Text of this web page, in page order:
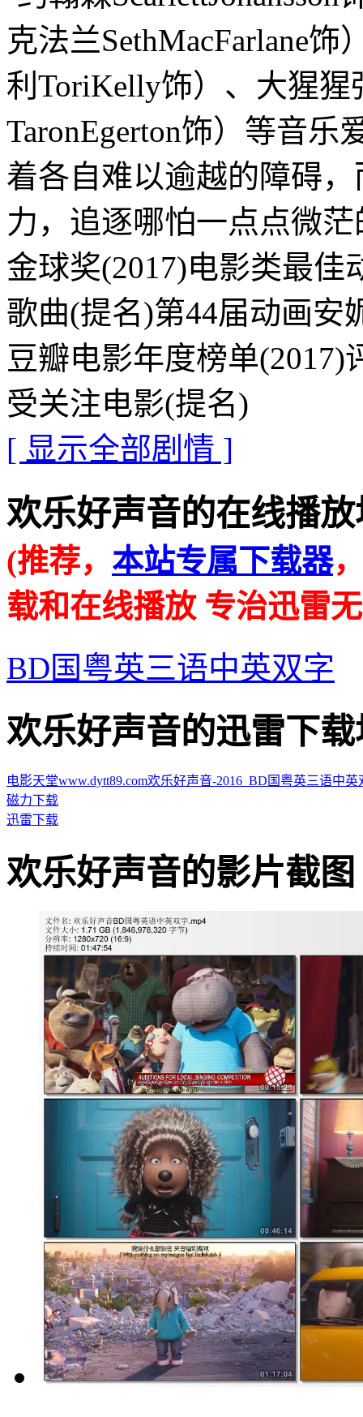
克法兰SethMacFarlane
利ToriKelly饰）、大猩猩
TaronEgerton饰）等音
着各自难以逾越的障碍
力，追逐哪怕一点点微
金球奖(2017)电影类最
歌曲(提名)第44届动画安
豆瓣电影年度榜单
受关注电影(提名)
[ 显示全部剧情 ]
欢乐好声音的在线播放
(推荐， 本站专属下载器
载和在线播放 专治迅雷
BD国粤英三语中英双字
欢乐好声音的迅雷下载
电影天堂www.dytt89.com欢乐好声音-2016_BD国粤英三语中英
磁力下载
迅雷下载
欢乐好声音的影片截图 ·